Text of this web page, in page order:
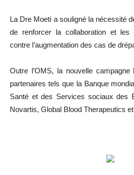
La Dre Moeti a souligné la nécessité
de renforcer la collaboration et les
contre l’augmentation des cas de
Outre l’OMS, la nouvelle
partenaires tels que la Banque
Santé et des Services sociaux des
Novartis, Global Blood Therapeutics